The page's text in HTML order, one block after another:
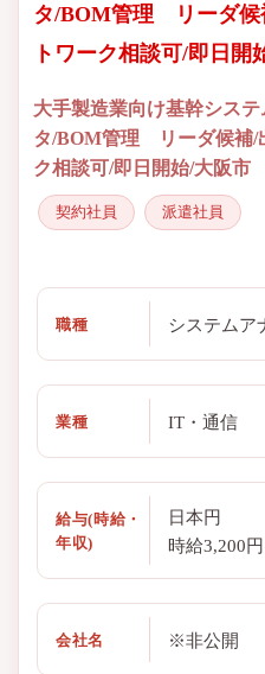
タ/BOM管理 リーダ候
トワーク相談可/即日開
大手製造業向け基幹シス
タ/BOM管理 リーダ候補/
ク相談可/即日開始/大阪市
契約社員
派遣社員
職種 システムア
業種 IT・通信
給与(時給・
年収)
日本円
時給3,200
会社名 ※非公開